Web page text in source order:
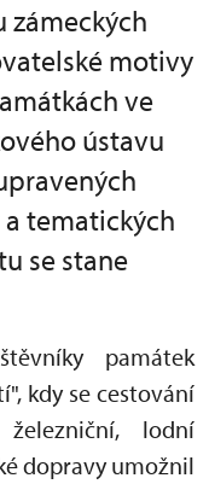
motivy
ve
ústavu
tematických
se stane
památek
kdy se cestování
lodní
dopravy umožnil